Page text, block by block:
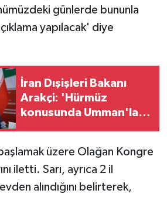
günlerde bununla
yapılacak' diye
İran Dışişleri Bakanı
Arakçi: 'Hürmüz
konusunda Umman'la
üzere Olağan Kongre
iletti. Sarı, ayrıca 2 il
alındığını belirterek,